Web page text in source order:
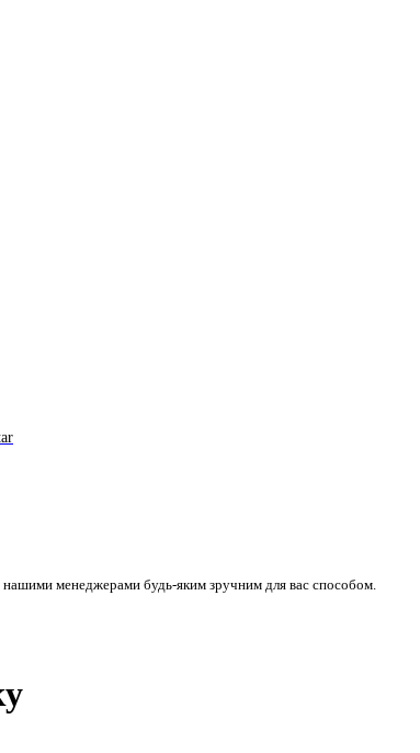
нашими менеджерами будь-яким зручним для вас способом.